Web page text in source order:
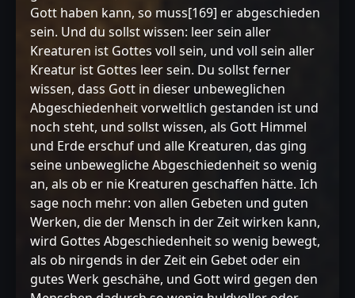
Gott haben kann, so muss[169] er abgeschieden
sein. Und du sollst wissen: leer sein aller
Kreaturen ist Gottes voll sein, und voll sein aller
Kreatur ist Gottes leer sein. Du sollst ferner
wissen, dass Gott in dieser unbeweglichen
Abgeschiedenheit vorweltlich gestanden ist und
noch steht, und sollst wissen, als Gott Himmel
und Erde erschuf und alle Kreaturen, das ging
seine unbewegliche Abgeschiedenheit so wenig
an, als ob er nie Kreaturen geschaffen hätte. Ich
sage noch mehr: von allen Gebeten und guten
Werken, die der Mensch in der Zeit wirken kann,
wird Gottes Abgeschiedenheit so wenig bewegt,
als ob nirgends in der Zeit ein Gebet oder ein
gutes Werk geschähe, und Gott wird gegen den